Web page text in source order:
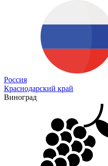
Россия
Краснодарский край
Виноград